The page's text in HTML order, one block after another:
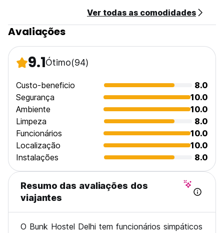
em Delhi. Então, faça as malas, deixe suas preocupações
para trás e junte-se a nós para uma viagem inesquecível no
#bunk Hostel Delhi, onde cada momento é uma aventura
Ver todas as comodidades
Avaliações
9.1Ótimo(94)
Custo-beneficio
8.0
Segurança
10.0
Ambiente
10.0
Limpeza
8.0
Funcionários
10.0
Localização
10.0
Instalações
8.0
Resumo das avaliações dos
viajantes
O Bunk Hostel Delhi tem funcionários simpáticos